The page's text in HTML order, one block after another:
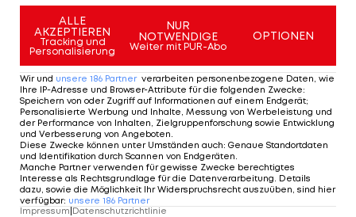
Dank Jokic: Denver gewinnt NBA-
Schlager gegen San Antonio
Basketball
ALLE
AKZEPTIEREN
Tracking und
Personalisierung
NUR
NOTWENDIGE
Weiter mit PUR-Abo
OPTIONEN
Wir und unsere 186 Partner verarbeiten personenbezogene Daten, wie
Ihre IP-Adresse und Browser-Attribute für die folgenden Zwecke:
Speichern von oder Zugriff auf Informationen auf einem Endgerät;
Personalisierte Werbung und Inhalte, Messung von Werbeleistung und
der Performance von Inhalten, Zielgruppenforschung sowie Entwicklung
und Verbesserung von Angeboten
Diese Zwecke können unter Umständen auch: Genaue Standortdaten
und Identifikation durch Scannen von Endgeräten
Manche Partner verwenden für gewisse Zwecke berechtigtes
Interesse als Rechtsgrundlage für die Datenverarbeitung. Details
dazu, sowie die Möglichkeit Ihr Widerspruchsrecht auszuüben, sind hier
verfügbar: unsere 186 Partner
Impressum|Datenschutzrichtlinie